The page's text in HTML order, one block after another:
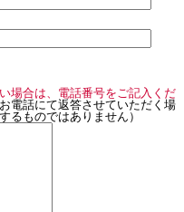
場合は、電話番号をご記入くだ
電話にて返答させていただく場
るものではありません）